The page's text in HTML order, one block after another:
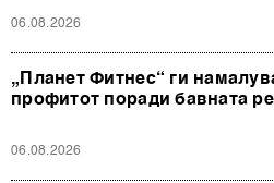
06.08.2026
„Планет Фитнес“ ги
профитот поради бавната
06.08.2026